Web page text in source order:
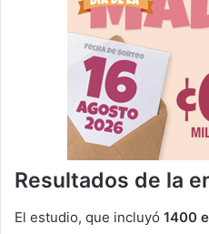
Resultados de la
El estudio, que incluyó 1400